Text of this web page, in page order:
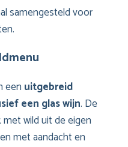
samengesteld voor
een uitgebreid
een glas wijn. De
wild uit de eigen
met aandacht en